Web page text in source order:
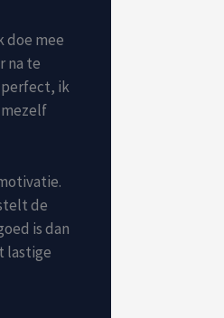
doe mee
na te
perfect, ik
de
is dan
lastige